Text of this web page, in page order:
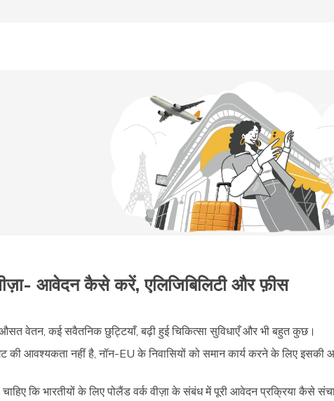
आवेदन कैसे करें, एलिजिबिलिटी और फ़ीस
वेतन, कई सवैतनिक छुट्टियाँ, बढ़ी हुई चिकित्सा सुविधाएँ और भी बहुत कुछ।
की आवश्यकता नहीं है, नॉन-EU के निवासियों को समान कार्य करने के लिए इसकी
कि भारतीयों के लिए पोलैंड वर्क वीज़ा के संबंध में पूरी आवेदन प्रक्रिया कैसे